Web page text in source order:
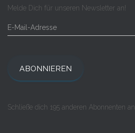
Melde Dich für unseren Newsletter an!
E
-
d
ABONNIEREN
Schließe dich 195 anderen Abonnenten an